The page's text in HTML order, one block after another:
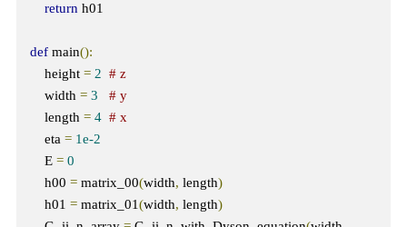
return h01
def main():
    height
= 2 # z
    width
= 3
# y
    length
= 4 # x
    eta
= 1e-2
    E
= 0
    h00
= matrix_00(width, length)
    h01
= matrix_01(width, length)